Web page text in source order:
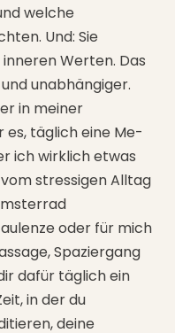
welche
Und: Sie
Werten. Das
unabhängiger.
in meiner
es, täglich eine Me-
ich wirklich etwas
stressigen Alltag
oder für mich
Spaziergang
dafür täglich ein
in der du
deine